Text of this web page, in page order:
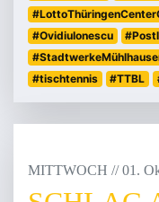
#OvidiuIonescu
#PostI
#tischtennis
#TTBL
MITTWOCH // 01 .